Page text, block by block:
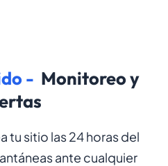
- Monitoreo y
tu sitio las 24 horas del
ante cualquier